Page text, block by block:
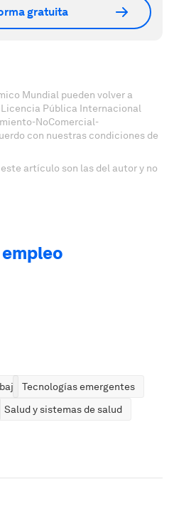
gratuita
Mundial pueden volver a
Pública Internacional
NoComercial-
con nuestras condiciones de
artículo son las del autor y no
Tecnologías emergentes
Salud y sistemas de salud